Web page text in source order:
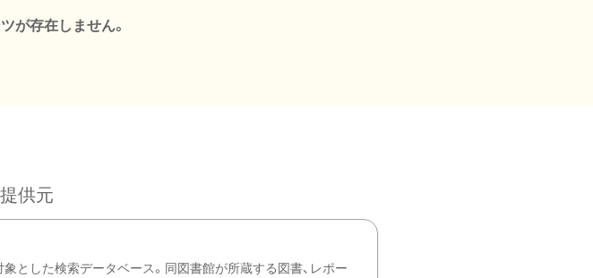
が存在しません。
供元
とした検索データベース。同図書館が所蔵する図書、レポー